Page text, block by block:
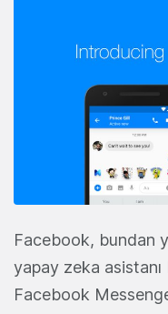
Facebook, bundan
yapay zeka asistanı
Facebook